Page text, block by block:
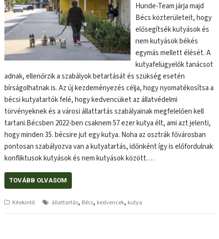
Hunde-Team járja majd
Bécs közterületeit, hogy
elősegítsék kutyások és
nem kutyások békés
egymás mellett élését. A
kutyafelügyelők tanácsot
adnak, ellenőrzik a szabályok betartását és szükség esetén
bírságolhatnak is. Az új kezdeményezés célja, hogy nyomatékosítsa a
bécsi kutyatartók felé, hogy kedvencüket az állatvédelmi
törvényeknek és a városi állattartás szabályainak megfelelően kell
tartani.Bécsben 2022-ben csaknem 57 ezer kutya élt, ami azt jelenti,
hogy minden 35. bécsire jut egy kutya. Noha az osztrák fővárosban
pontosan szabályozva van a kutyatartás, időnként így is előfordulnak
konfliktusok kutyások és nem kutyások között.…
TOVÁBB OLVASOM
Kitekintő állattartás, Bécs, kedvencek, kutya